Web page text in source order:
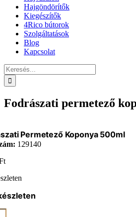
Hajgöndörítők
Kiegészítők
4Rico bútorok
Szolgáltatások
Blog
Kapcsolat
Keresés...
Fodrászati permetező
Permetező Koponya 500ml
129140